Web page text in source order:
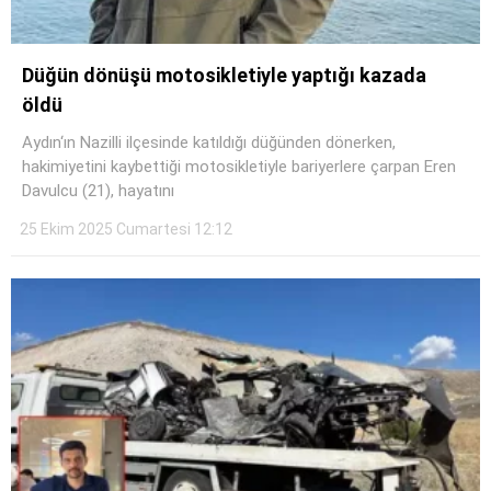
Facebook
Düğün dönüşü motosikletiyle yaptığı kazada
öldü
Aydın‘ın Nazilli ilçesinde katıldığı düğünden dönerken,
hakimiyetini kaybettiği motosikletiyle bariyerlere çarpan Eren
Davulcu (21), hayatını
25 Ekim 2025 Cumartesi 12:12